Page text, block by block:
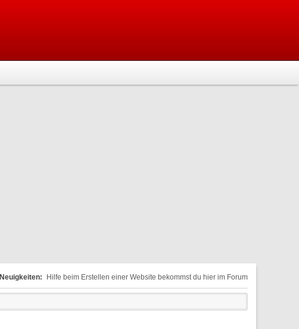
Neuigkeiten: Hilfe beim Erstellen einer Website bekommst du hier im Forum